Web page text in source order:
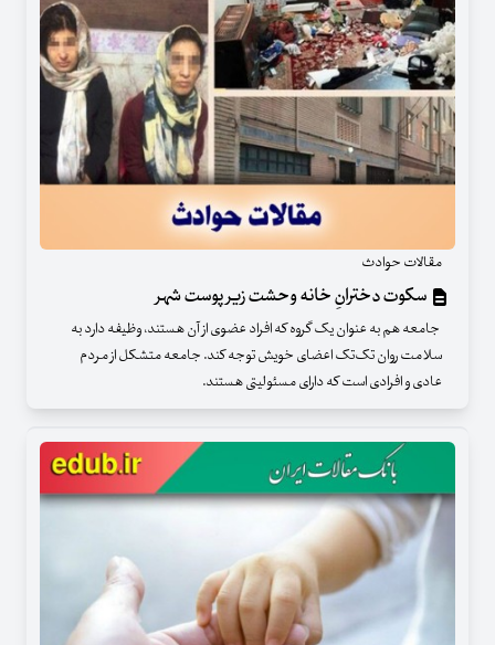
مقالات حوادث
سکوت دخترانِ خانه وحشت زیر پوست شهر
جامعه هم به عنوان یک گروه که افراد عضوی از آن هستند، وظیفه دارد به
سلامت روان تک‌تک اعضای خویش توجه کند. جامعه متشکل از مردم
عادی و افرادی است که دارای مسئولیتی هستند.